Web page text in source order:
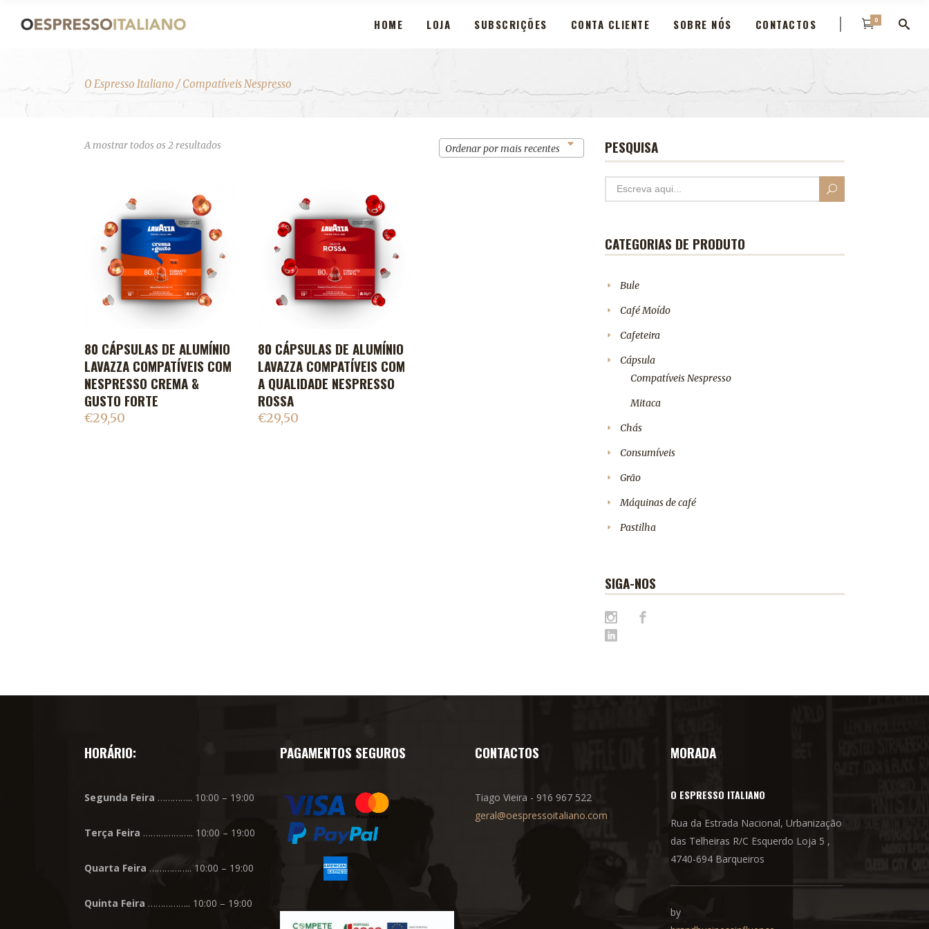
HOME LOJA SUBSCRIÇÕES CONTA CLIENTE SOBRE NÓS CONTACTOS 0
O Espresso Italiano /Compatíveis Nespresso
A mostrar todos os 2 resultadosOrdenado
Ordenar por mais recentes
ADICIONAR AO CARRINHO
80 CÁPSULAS DE ALUMÍNIO
LAVAZZA COMPATÍVEIS COM
NESPRESSO CREMA &
GUSTO FORTE
€29,50
ADICIONAR AO CARRINHO
80 CÁPSULAS DE ALUMÍNIO
LAVAZZA COMPATÍVEIS COM
A QUALIDADE NESPRESSO
ROSSA
€29,50
PESQUISA
CATEGORIAS DE PRODUTO
Bule
Café Moído
Cafeteira
Cápsula
Compatíveis Nespresso
Mitaca
Chás
Consumíveis
Grão
Máquinas de café
Pastilha
SIGA-NOS
HORÁRIO:
Segunda Feira ………….. 10:00 – 19:00
Terça Feira ……………….. 10:00 – 19:00
Quarta Feira …………….. 10:00 – 19:00
Quinta Feira …………….. 10:00 – 19:00
PAGAMENTOS SEGUROS CONTACTOS
Tiago Vieira - 916 967 522
geral@oespressoitaliano.com
MORADA
O ESPRESSO ITALIANO
Rua da Estrada Nacional, Urbanização
das Telheiras R/C Esquerdo Loja 5 ,
4740-694 Barqueiros
by